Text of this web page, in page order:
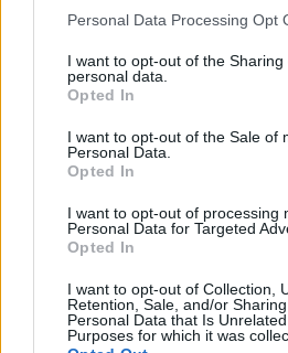
Please note that this website/app
not limited to your visit or usage
grant or deny consent to Google
use your data for below specified
consent section.
Personal Data Processing Opt
I want to opt-out of the Sharing
personal data.
Opted In
I want to opt-out of the Sale of
Personal Data.
Opted In
I want to opt-out of processing
Personal Data for Targeted
Opted In
I want to opt-out of Collection,
Retention, Sale, and/or
Personal Data that Is
Purposes for which it was
Bár a díjazás innen nézve
profi
feltételrendszer mellett
- úgy látszik mindenki
sandbox kódjaira. Bár a
állították, hogy a középső
lennének ne
visszakoznak
. Minden esetre
akár nem, a Google jól fog
Megjelenta legnépszerűbb
disztribúció második